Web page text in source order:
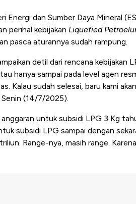
Energi dan Sumber Daya Mineral
perihal kebijakan Liquefied
pasca aturannya sudah rampung.
detil dari rencana kebijakan
hanya sampai pada level agen
Kalau sudah selesai, baru kami
(14/7/2025).
untuk subsidi LPG 3 Kg
subsidi LPG sampai dengan
Range-nya, masih range.